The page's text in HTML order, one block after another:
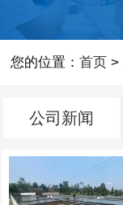
您的位置：首页 >
公司新闻